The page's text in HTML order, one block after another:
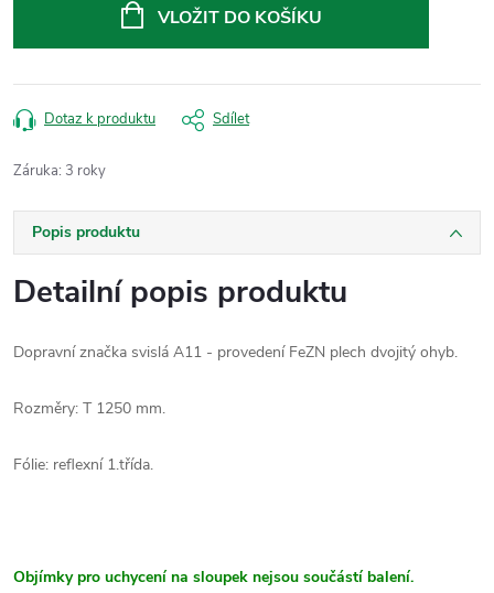
VLOŽIT DO KOŠÍKU
Dotaz k produktu Sdílet
Záruka: 3 roky
Popis produktu
Detailní popis produktu
Dopravní značka svislá A11 - provedení FeZN plech dvojitý ohyb.
Rozměry: T 1250 mm.
Fólie: reflexní 1.třída.
Objímky pro uchycení na sloupek nejsou součástí balení.